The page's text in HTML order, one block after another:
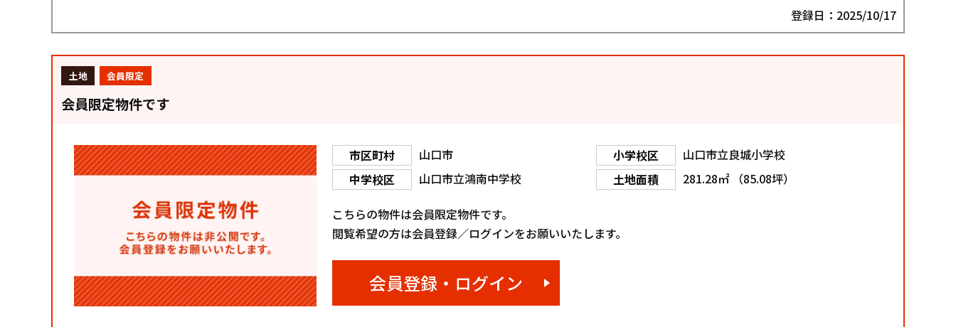
登録日：2025/10/17
土地 会員限定
会員限定物件です
市区町村 山口市 小学校区
山口市立良城小学校
中学校区
山口市立鴻南中学校 土地面積 281.28㎡ （85.08坪）
こちらの物件は会員限定物件です。
閲覧希望の方は会員登録／ログインをお願いいたします。
会員登録・ログイン